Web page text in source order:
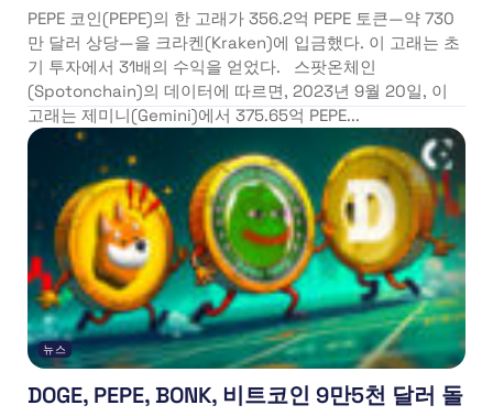
PEPE 코인(PEPE)의 한 고래가 356.2억 PEPE 토큰—약 730
만 달러 상당—을 크라켄(Kraken)에 입금했다. 이 고래는 초
기 투자에서 31배의 수익을 얻었다. 스팟온체인
(Spotonchain)의 데이터에 따르면, 2023년 9월 20일, 이
고래는 제미니(Gemini)에서 375.65억 PEPE...
뉴스
DOGE, PEPE, BONK, 비트코인 9만5천 달러 돌